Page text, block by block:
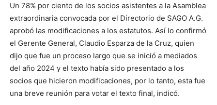
Un 78% por ciento de los socios asistentes a la Asamblea
extraordinaria convocada por el Directorio de SAGO A.G.
aprobó las modificaciones a los estatutos. Así lo confirmó
el Gerente General, Claudio Esparza de la Cruz, quien
dijo que fue un proceso largo que se inició a mediados
del año 2024 y el texto había sido presentado a los
socios que hicieron modificaciones, por lo tanto, esta fue
una breve reunión para votar el texto final, indicó.